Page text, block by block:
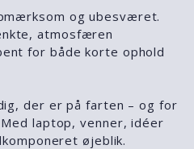
og ubesværet.
atmosfæren
for både korte ophold
der er på farten – og for
laptop, venner, idéer
øjeblik.